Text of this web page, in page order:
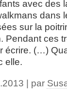
avec des
dans
sur la
ces
écrire. (…)
elle.
| par